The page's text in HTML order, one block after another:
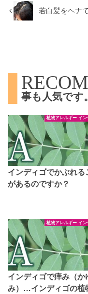
若白髪をヘナ
事も人気です。
植物アレルギー イン
インディゴでかぶれる
があるのですか？
植物アレルギー イン
インディゴで痒み（か
み）…インディゴの植